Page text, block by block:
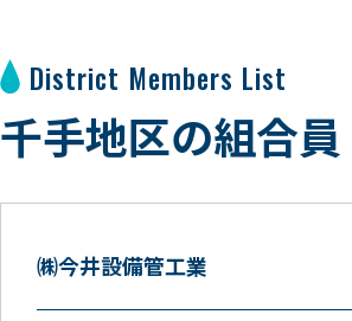
District Members List
千手地区の組合員
㈱今井設備管工業